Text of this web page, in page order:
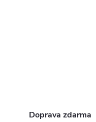
Doprava zdarma